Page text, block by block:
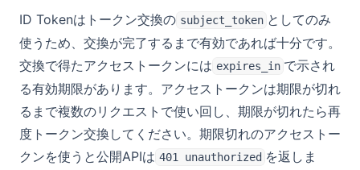
ID Tokenはトークン交換の subject_token としてのみ
使うため、交換が完了するまで有効であれば十分です。
交換で得たアクセストークンには expires_in で示され
る有効期限があります。アクセストークンは期限が切れ
るまで複数のリクエストで使い回し、期限が切れたら再
度トークン交換してください。期限切れのアクセストー
クンを使うと公開APIは 401 unauthorized を返しま